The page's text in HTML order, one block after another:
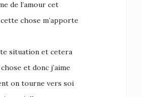
de l’amour cet
chose m’apporte
situation et cetera
et donc j’aime
on tourne vers soi